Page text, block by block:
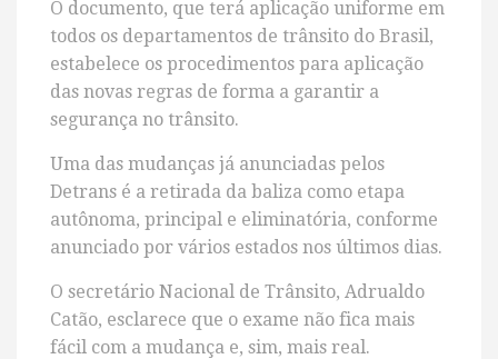
O documento, que terá aplicação uniforme em
todos os departamentos de trânsito do Brasil,
estabelece os procedimentos para aplicação
das novas regras de forma a garantir a
segurança no trânsito.
Uma das mudanças já anunciadas pelos
Detrans é a retirada da baliza como etapa
autônoma, principal e eliminatória, conforme
anunciado por vários estados nos últimos dias.
O secretário Nacional de Trânsito, Adrualdo
Catão, esclarece que o exame não fica mais
fácil com a mudança e, sim, mais real.